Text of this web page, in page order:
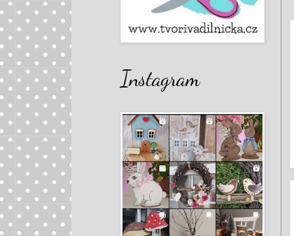
Instagram